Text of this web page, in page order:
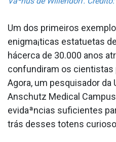
Um dos primeiros
enigma¡ticas estatuetas
hácerca de 30.000 anos
confundiram os cientistas
Agora, um pesquisador da
Anschutz Medical
evidaªncias suficientes
trás desses totens